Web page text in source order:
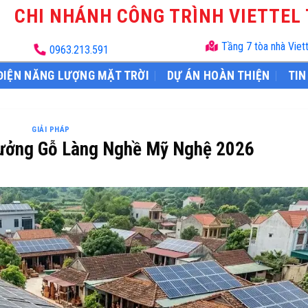
CHI NHÁNH CÔNG TRÌNH VIETTEL
0963.213.591 Tầng 7 tòa nhà
NĂNG LƯỢNG MẶT TRỜI DỰ ÁN HOÀN THIỆN
GIẢI PHÁP
Gỗ Làng Nghề Mỹ Nghệ 2026